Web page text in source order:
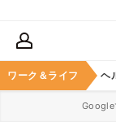
ワーク＆ライフ
マネー 暮らし ヘ
Google